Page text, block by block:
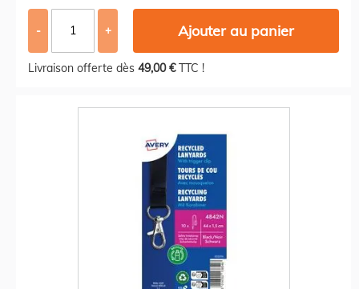
- + Ajouter au panier
Livraison offerte dès 49,00 €TTC !